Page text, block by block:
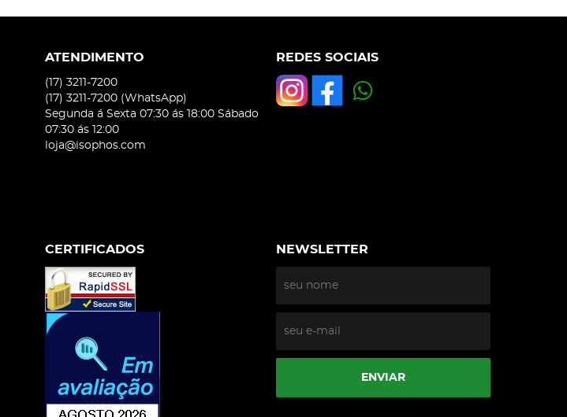
ATENDIMENTO
(17) 3211-7200
(17) 3211-7200 (WhatsApp)
Segunda á Sexta 07:30 ás 18:00 Sábado
07:30 ás 12:00
loja@isophos.com
REDES SOCIAIS
CERTIFICADOS NEWSLETTER
ENVIAR